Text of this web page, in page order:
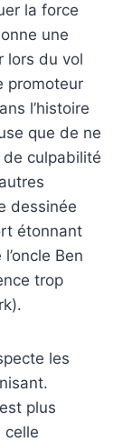
la force
une
lors du vol
promoteur
l’histoire
que de ne
de culpabilité
dessinée
étonnant
Ben
trop
les
plus
celle